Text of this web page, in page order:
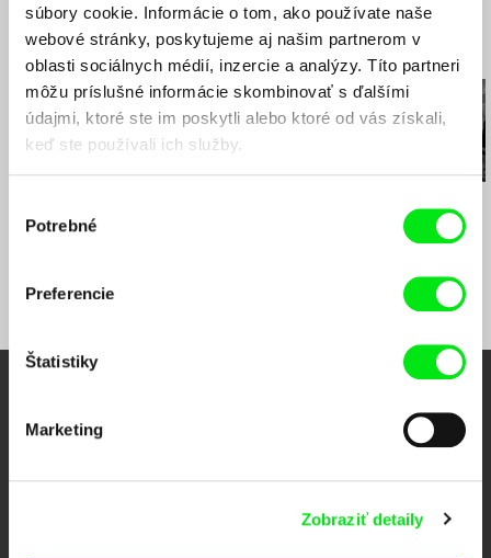
súbory cookie. Informácie o tom, ako používate naše
webové stránky, poskytujeme aj našim partnerom v
oblasti sociálnych médií, inzercie a analýzy. Títo partneri
môžu príslušné informácie skombinovať s ďalšími
údajmi, ktoré ste im poskytli alebo ktoré od vás získali,
keď ste používali ich služby.
súhlasu
Potrebné
Preferencie
Štatistiky
Marketing
Zobraziť detaily
e-mail: office@atelierdoc.sk
Česká televize
Kavčí hory
140 70 Praha 4
Česko
web: www.ceskatelevize.cz
petra.stovikova@ceskatelevize.cz
jitk
Súvisiace filmy (20)
Zomrela som v Irpini Organ